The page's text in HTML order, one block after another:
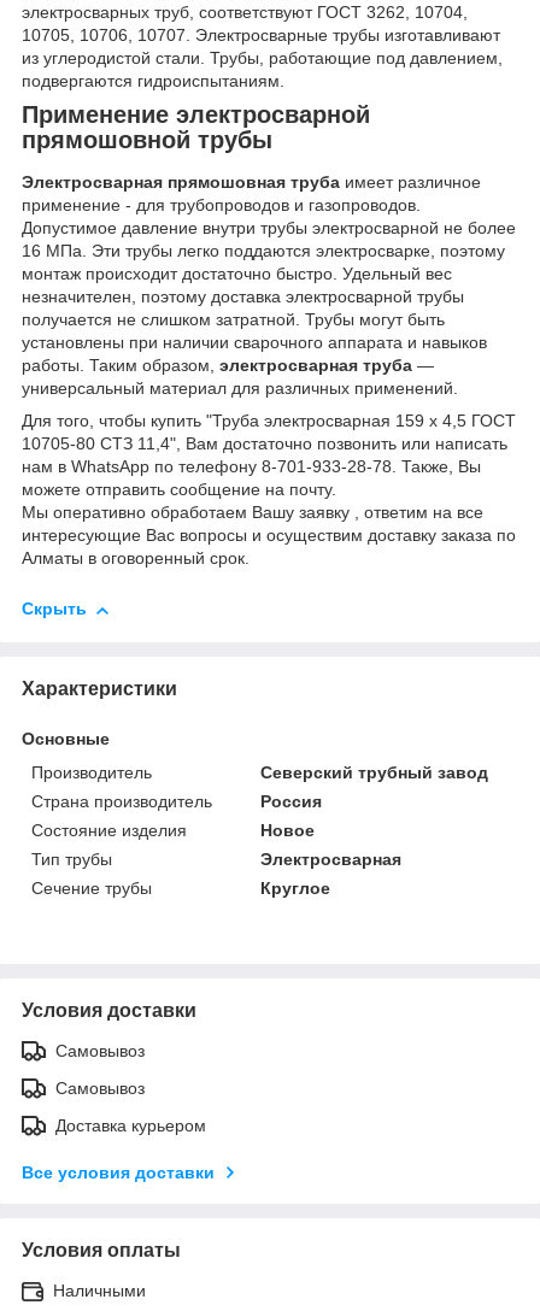
электросварных труб, соответствуют ГОСТ 3262, 10704,
10705, 10706, 10707. Электросварные трубы изготавливают
из углеродистой стали. Трубы, работающие под давлением,
подвергаются гидроиспытаниям.
Применение электросварной
прямошовной трубы
Электросварная прямошовная труба имеет различное
применение - для трубопроводов и газопроводов.
Допустимое давление внутри трубы электросварной не более
16 МПа. Эти трубы легко поддаются электросварке, поэтому
монтаж происходит достаточно быстро. Удельный вес
незначителен, поэтому доставка электросварной трубы
получается не слишком затратной. Трубы могут быть
установлены при наличии сварочного аппарата и навыков
работы. Таким образом, электросварная труба —
универсальный материал для различных применений.
Для того, чтобы купить "Труба электросварная 159 х 4,5 ГОСТ
10705-80 СТЗ 11,4", Вам достаточно позвонить или написать
нам в WhatsApp по телефону 8-701-933-28-78. Также, Вы
можете отправить сообщение на почту.
Мы оперативно обработаем Вашу заявку , ответим на все
интересующие Вас вопросы и осуществим доставку заказа по
Алматы в оговоренный срок.
Скрыть
Характеристики
Основные
Производитель
Северский трубный завод
Страна производитель
Россия
Состояние изделия
Новое
Тип трубы
Электросварная
Сечение трубы
Круглое
Условия доставки
Самовывоз
Самовывоз
Доставка курьером
Все условия доставки
Условия оплаты
Наличными